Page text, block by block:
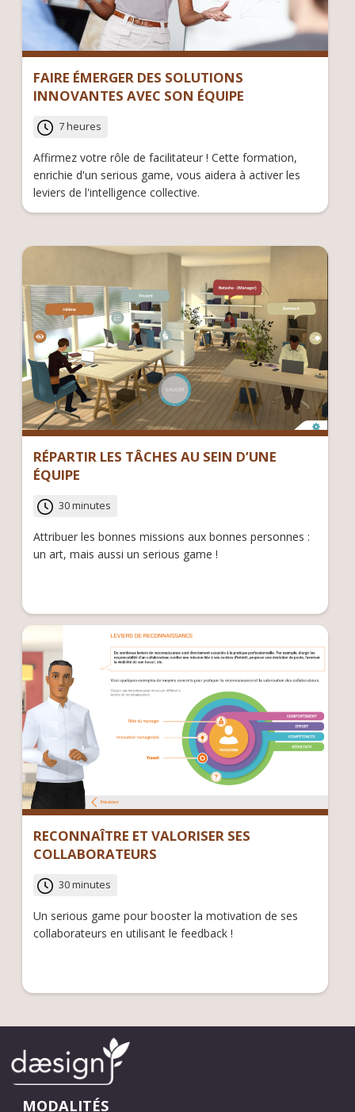
FAIRE ÉMERGER DES SOLUTIONS
INNOVANTES AVEC SON ÉQUIPE
7 heures
Affirmez votre rôle de facilitateur ! Cette formation,
enrichie d'un serious game, vous aidera à activer les
leviers de l'intelligence collective.
RÉPARTIR LES TÂCHES AU SEIN D’UNE
ÉQUIPE
30 minutes
Attribuer les bonnes missions aux bonnes personnes :
un art, mais aussi un serious game !
RECONNAÎTRE ET VALORISER SES
COLLABORATEURS
30 minutes
Un serious game pour booster la motivation de ses
collaborateurs en utilisant le feedback !
MODALITÉS